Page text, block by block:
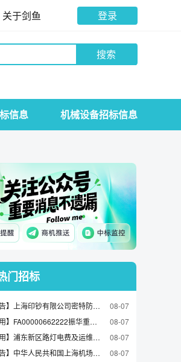
关于剑鱼 登录
搜索
信息 机械设备招标信息
门招标
【招标公告】上海印钞有限公司密特防伪印务分公司折页机采购招标公告
08-07
【招标信用】FA00000662222振华重工总司1000059488控制器软件
08-07
【招标信用】浦东新区路灯电费及运维费-日常维护（2026年川沙）的合同公告
08-07
【招标公告】中华人民共和国上海机场出入境边防检查站智能验讫章柜采购项目竞争性磋商公告
08-07